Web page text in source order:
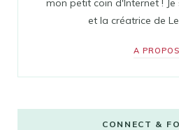
mon petit coin d'Internet !
et la créatrice de
A PROPOS
CONNECT &